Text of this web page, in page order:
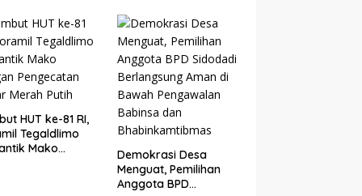
Calon
2026
Wawasan
HUT ke-81 RI,
Tegaldlimo
Mako
Demokrasi Desa
Menguat, Pemilihan
Anggota BPD